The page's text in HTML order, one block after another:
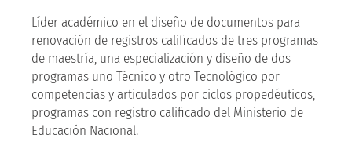
Líder académico en el diseño de documentos para
renovación de registros calificados de tres programas
de maestría, una especialización y diseño de dos
programas uno Técnico y otro Tecnológico por
competencias y articulados por ciclos propedéuticos,
programas con registro calificado del Ministerio de
Educación Nacional.